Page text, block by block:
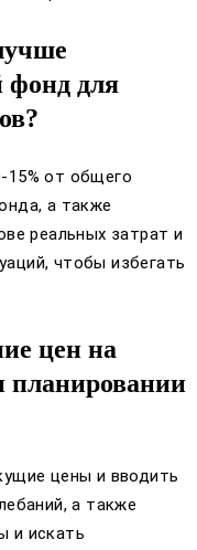
фонд для
15% от общего
а также
реальных затрат и
чтобы избегать
цен на
планировании
цены и вводить
а также
и искать